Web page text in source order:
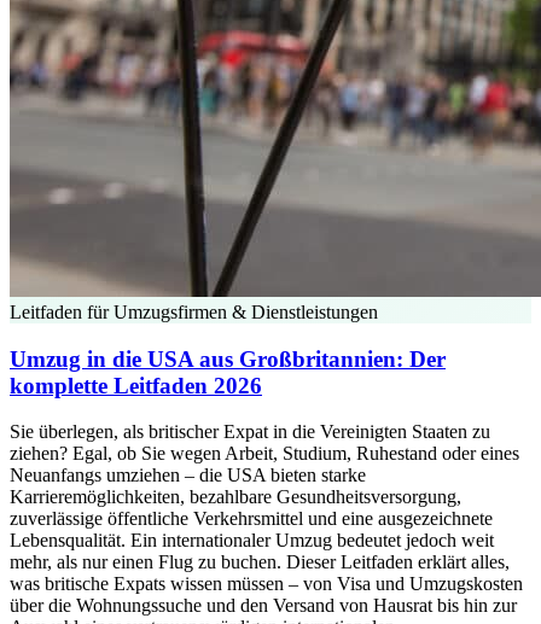
Leitfaden für Umzugsfirmen & Dienstleistungen
Umzug in die USA aus Großbritannien: Der
komplette Leitfaden 2026
Sie überlegen, als britischer Expat in die Vereinigten Staaten zu
ziehen? Egal, ob Sie wegen Arbeit, Studium, Ruhestand oder eines
Neuanfangs umziehen – die USA bieten starke
Karrieremöglichkeiten, bezahlbare Gesundheitsversorgung,
zuverlässige öffentliche Verkehrsmittel und eine ausgezeichnete
Lebensqualität. Ein internationaler Umzug bedeutet jedoch weit
mehr, als nur einen Flug zu buchen. Dieser Leitfaden erklärt alles,
was britische Expats wissen müssen – von Visa und Umzugskosten
über die Wohnungssuche und den Versand von Hausrat bis hin zur